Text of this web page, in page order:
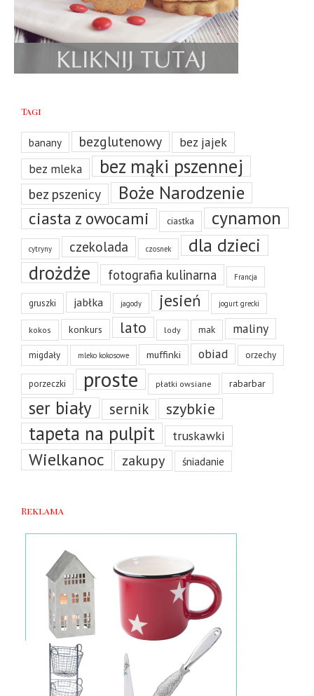
Tagi
banany bezglutenowy bez jajek
bez mleka bez mąki pszennej
bez pszenicy Boże Narodzenie
ciasta z owocami ciastka cynamon
cytryny czekolada czosnek dla dzieci
drożdże fotografia kulinarna Francja
gruszki jabłka jagody jesień jogurt grecki
kokos konkurs lato lody mak maliny
migdały mleko kokosowe muffinki obiad orzechy
porzeczki proste płatki owsiane rabarbar
ser biały sernik szybkie
tapeta na pulpit truskawki
Wielkanoc zakupy śniadanie
Reklama